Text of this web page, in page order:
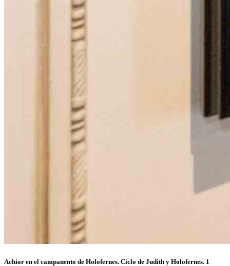
Achior en el campanento de Holofernes. Ciclo de Judith y Holofernes. 1